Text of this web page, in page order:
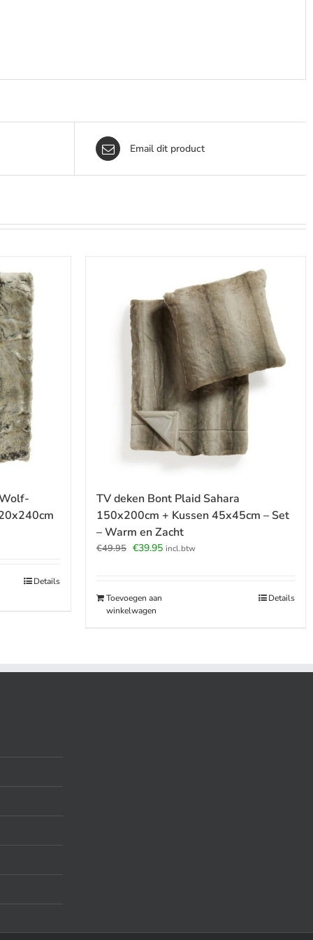
Email dit product
Details
TV deken Bont Plaid Sahara
150x200cm + Kussen 45x45cm – Set
– Warm en Zacht
€49.95 Oorspronkelijke
€39.95Huidige
incl.btw
Toevoegen aan
winkelwagen
Details